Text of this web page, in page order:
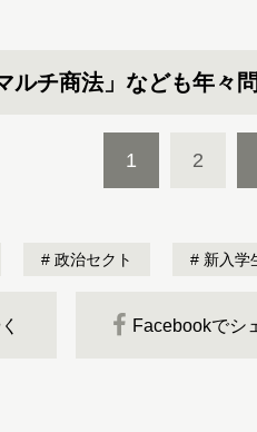
ルチ商法」なども年々
1 2
政治セクト 新入学
Facebookでシ